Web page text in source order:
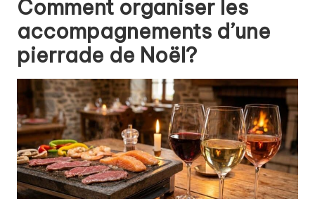
Comment organiser les
accompagnements d’une
pierrade de Noël?